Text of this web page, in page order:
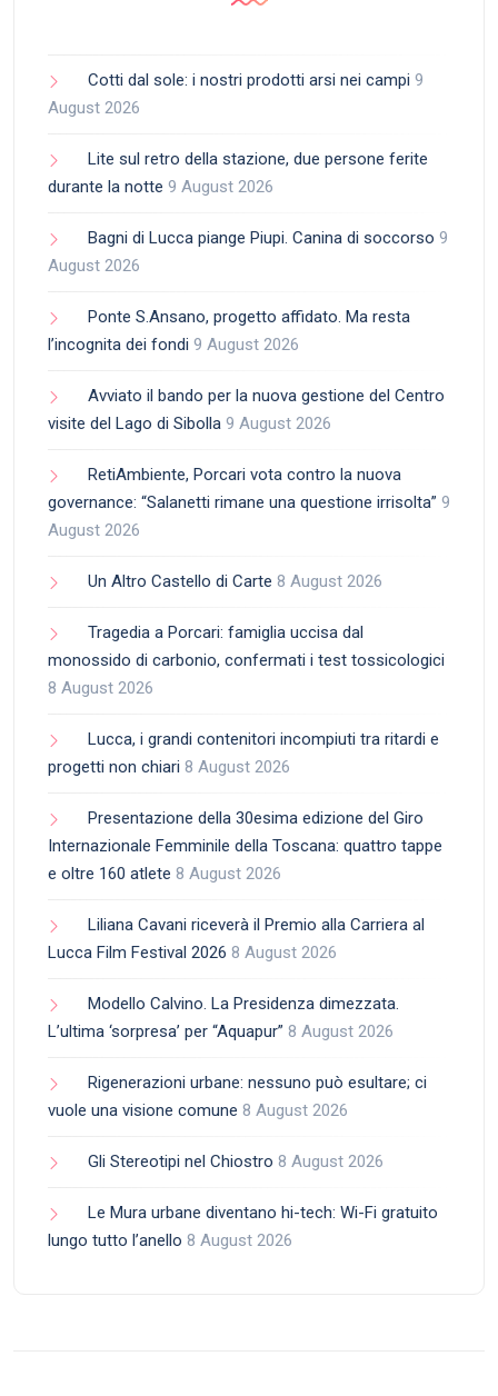
Cotti dal sole: i nostri prodotti arsi nei campi 9
August 2026
Lite sul retro della stazione, due persone ferite
durante la notte 9 August 2026
Bagni di Lucca piange Piupi. Canina di soccorso 9
August 2026
Ponte S.Ansano, progetto affidato. Ma resta
l’incognita dei fondi 9 August 2026
Avviato il bando per la nuova gestione del Centro
visite del Lago di Sibolla 9 August 2026
RetiAmbiente, Porcari vota contro la nuova
governance: “Salanetti rimane una questione irrisolta” 9
August 2026
Un Altro Castello di Carte 8 August 2026
Tragedia a Porcari: famiglia uccisa dal
monossido di carbonio, confermati i test tossicologici
8 August 2026
Lucca, i grandi contenitori incompiuti tra ritardi e
progetti non chiari 8 August 2026
Presentazione della 30esima edizione del Giro
Internazionale Femminile della Toscana: quattro tappe
e oltre 160 atlete 8 August 2026
Liliana Cavani riceverà il Premio alla Carriera al
Lucca Film Festival 2026 8 August 2026
Modello Calvino. La Presidenza dimezzata.
L’ultima ‘sorpresa’ per “Aquapur” 8 August 2026
Rigenerazioni urbane: nessuno può esultare; ci
vuole una visione comune 8 August 2026
Gli Stereotipi nel Chiostro 8 August 2026
Le Mura urbane diventano hi-tech: Wi-Fi gratuito
lungo tutto l’anello 8 August 2026